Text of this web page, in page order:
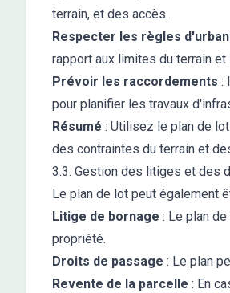
terrain, et des accès.
Respecter les règles
rapport aux limites du terrain
Prévoir les raccordements :
pour planifier les travaux
Résumé : Utilisez le plan de
des contraintes du terrain et
3.3. Gestion des litiges et des
Le plan de lot peut également
Litige de bornage : Le plan
propriété.
Droits de passage : Le plan
Revente de la parcelle : En